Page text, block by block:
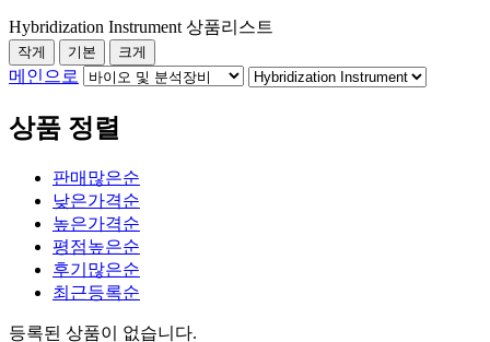
Hybridization Instrument 상품리스트
작게 기본 크게
메인으로
상품 정렬
판매많은순
낮은가격순
높은가격순
평점높은순
후기많은순
최근등록순
등록된 상품이 없습니다.